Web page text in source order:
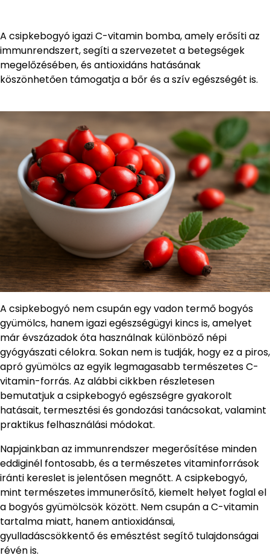
A csipkebogyó igazi C-vitamin bomba, amely erősíti az
immunrendszert, segíti a szervezetet a betegségek
megelőzésében, és antioxidáns hatásának
köszönhetően támogatja a bőr és a szív egészségét is.
A csipkebogyó nem csupán egy vadon termő bogyós
gyümölcs, hanem igazi egészségügyi kincs is, amelyet
már évszázadok óta használnak különböző népi
gyógyászati célokra. Sokan nem is tudják, hogy ez a piros,
apró gyümölcs az egyik legmagasabb természetes C-
vitamin-forrás. Az alábbi cikkben részletesen
bemutatjuk a csipkebogyó egészségre gyakorolt
hatásait, termesztési és gondozási tanácsokat, valamint
praktikus felhasználási módokat.
Napjainkban az immunrendszer megerősítése minden
eddiginél fontosabb, és a természetes vitaminforrások
iránti kereslet is jelentősen megnőtt. A csipkebogyó,
mint természetes immunerősítő, kiemelt helyet foglal el
a bogyós gyümölcsök között. Nem csupán a C-vitamin
tartalma miatt, hanem antioxidánsai,
gyulladáscsökkentő és emésztést segítő tulajdonságai
révén is.